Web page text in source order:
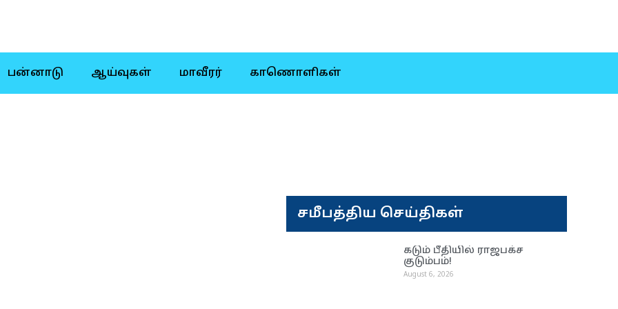
பன்னாடு ஆய்வுகள் மாவீரர் காணொளிகள்
சமீபத்திய செய்திகள்
கடும் பீதியில் ராஜபக்ச
குடும்பம்!
August 6, 2026